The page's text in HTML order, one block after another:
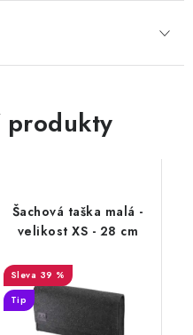
produkty
Šachová taška malá -
velikost XS - 28 cm
39 %
Tip